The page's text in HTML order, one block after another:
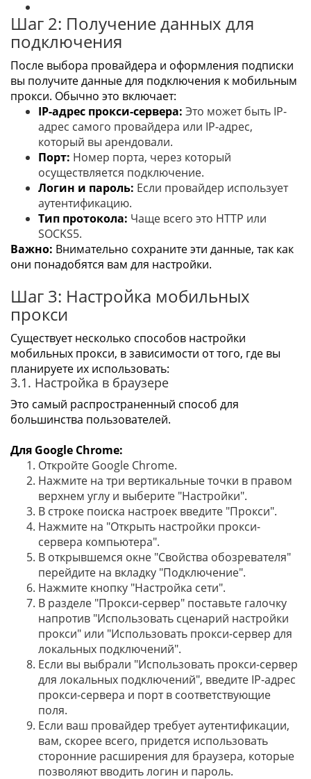
Шаг 2: Получение данных для
подключения
После выбора провайдера и оформления подписки
вы получите данные для подключения к мобильным
прокси. Обычно это включает:
IP-адрес прокси-сервера: Это может быть IP-
адрес самого провайдера или IP-адрес,
который вы арендовали.
Порт: Номер порта, через который
осуществляется подключение.
Логин и пароль: Если провайдер использует
аутентификацию.
Тип протокола: Чаще всего это HTTP или
SOCKS5.
Важно: Внимательно сохраните эти данные, так как
они понадобятся вам для настройки.
Шаг 3: Настройка мобильных
прокси
Существует несколько способов настройки
мобильных прокси, в зависимости от того, где вы
планируете их использовать:
3.1. Настройка в браузере
Это самый распространенный способ для
большинства пользователей.
Для Google Chrome:
Откройте Google Chrome.
Нажмите на три вертикальные точки в правом
верхнем углу и выберите "Настройки".
В строке поиска настроек введите "Прокси".
Нажмите на "Открыть настройки прокси-
сервера компьютера".
В открывшемся окне "Свойства обозревателя"
перейдите на вкладку "Подключение".
Нажмите кнопку "Настройка сети".
В разделе "Прокси-сервер" поставьте галочку
напротив "Использовать сценарий настройки
прокси" или "Использовать прокси-сервер для
локальных подключений".
Если вы выбрали "Использовать прокси-сервер
для локальных подключений", введите IP-адрес
прокси-сервера и порт в соответствующие
поля.
Если ваш провайдер требует аутентификации,
вам, скорее всего, придется использовать
сторонние расширения для браузера, которые
позволяют вводить логин и пароль.